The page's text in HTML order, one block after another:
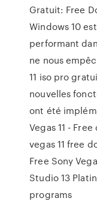
Gratuit: Free
Windows 10
performant
ne nous
11 iso pro
nouvelles
ont été
Vegas 11 -
vegas 11 free
Free Sony
Studio 13
programs